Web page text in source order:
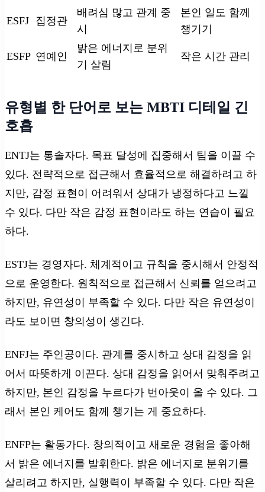
ESFJ 집정관
배려심 많고 관계 중
시
본인 일도 함께
챙기기
ESFP 연예인
밝은 에너지로 분위
기 살림
작은 시간 관리
유형별 한 단어로 보는 MBTI 디테일 긴
호흡
ENTJ는 통솔자다. 목표 달성에 집중해서 팀을 이끌 수
있다. 전략적으로 접근해서 효율적으로 해결하려고 하
지만, 감정 표현이 어려워서 상대가 냉정하다고 느낄
수 있다. 다만 작은 감정 표현이라도 하는 연습이 필요
하다.
ESTJ는 경영자다. 체계적이고 규칙을 중시해서 안정적
으로 운영한다. 원칙적으로 접근해서 신뢰를 얻으려고
하지만, 유연성이 부족할 수 있다. 다만 작은 유연성이
라도 보이면 창의성이 생긴다.
ENFJ는 주인공이다. 관계를 중시하고 상대 감정을 읽
어서 따뜻하게 이끈다. 상대 감정을 읽어서 맞춰주려고
하지만, 본인 감정을 누르다가 번아웃이 올 수 있다. 그
래서 본인 케어도 함께 챙기는 게 중요하다.
ENFP는 활동가다. 창의적이고 새로운 경험을 좋아해
서 밝은 에너지를 발휘한다. 밝은 에너지로 분위기를
살리려고 하지만, 실행력이 부족할 수 있다. 다만 작은